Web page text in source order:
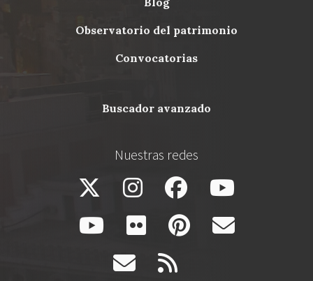
Menu observatorio del patrimonio
convocatorias
buscador avanzado
Nuestras redes